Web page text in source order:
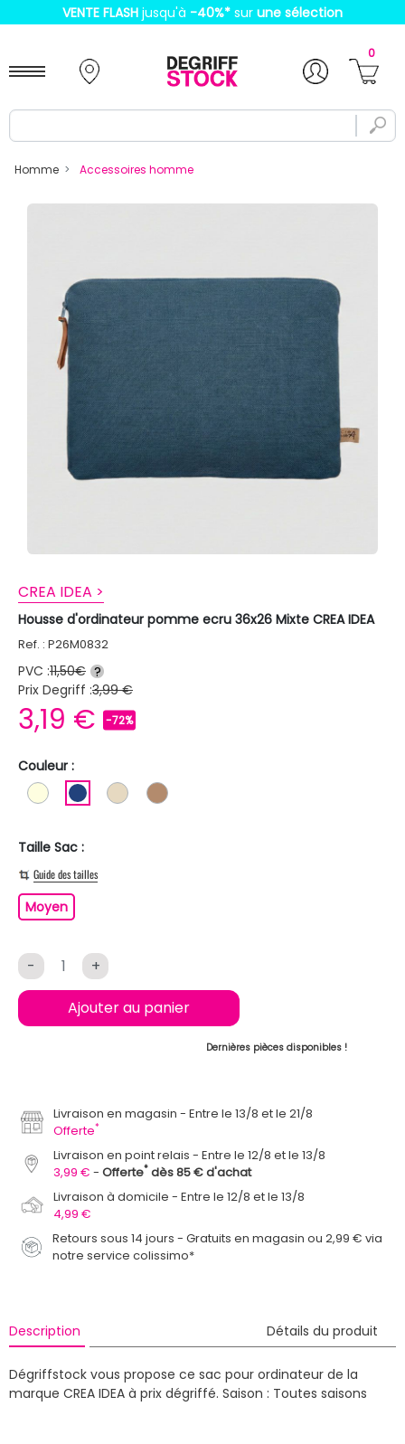
VENTE FLASH jusqu'à -40%* sur une sélection
0
Homme Accessoires homme
CREA IDEA >
Housse d'ordinateur pomme ecru 36x26 Mixte CREA IDEA
Ref. : P26M0832
PVC :11,50€ ?
Prix Degriff :3,99 €
3,19 € -72%
Couleur :
BLANC ECRUBLEU FONCE
BEIGE MARRON CLAIR
Taille Sac :
Guide des tailles
MoyenMoyen
- +
Ajouter au panier
Dernières pièces disponibles !
Livraison en magasin
Entre le 13/8 et le 21/8
Offerte*
Livraison en point relais
Entre le 12/8 et le 13/8
3,99 €
Offerte* dès 85 € d'achat
Livraison à domicile
Entre le 12/8 et le 13/8
4,99 €
Retours sous 14 jours - Gratuits en magasin ou 2,99 € via
notre service colissimo*
Description Détails du produit
Dégriffstock vous propose ce sac pour ordinateur de la
marque CREA IDEA à prix dégriffé. Saison : Toutes saisons